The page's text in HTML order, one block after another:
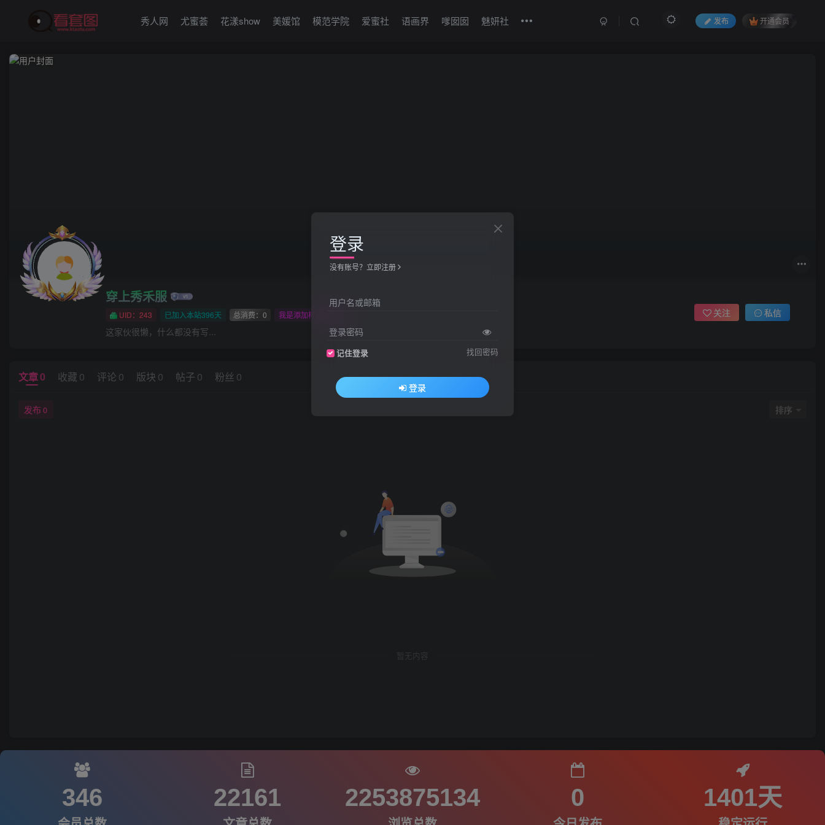
秀人网 尤蜜荟 花漾show 美媛馆 模范学院 爱蜜社 语画界 嗲囡囡 魅妍社 发布 开通会员
穿上秀禾服
UID：243 已加入本站396天 总消费：0 我是添加样式的演示~
这家伙很懒，什么都没有写...
关注 私信
文章0 收藏 0 评论 0 版块 0 帖子 0 粉丝 0
发布0 排序
暂无内容
登录
没有账号？立即注册
用户名或邮箱
登录密码
记住登录 找回密码
登录
346 22161 2253875134 0 1401天